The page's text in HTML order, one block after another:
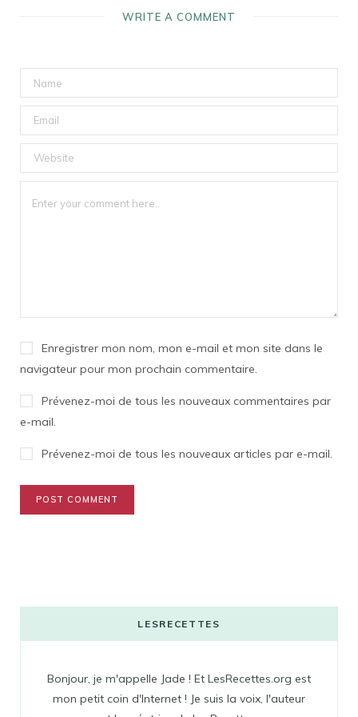
WRITE A COMMENT
Enregistrer mon nom, mon e-mail et mon site dans le
navigateur pour mon prochain commentaire.
Prévenez-moi de tous les nouveaux commentaires par
e-mail.
Prévenez-moi de tous les nouveaux articles par e-mail.
LESRECETTES
Bonjour, je m'appelle Jade ! Et LesRecettes.org est
mon petit coin d'Internet ! Je suis la voix, l'auteur